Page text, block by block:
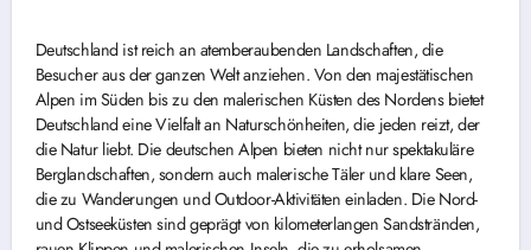
Deutschland ist reich an atemberaubenden Landschaften, die
Besucher aus der ganzen Welt anziehen. Von den majestätischen
Alpen im Süden bis zu den malerischen Küsten des Nordens bietet
Deutschland eine Vielfalt an Naturschönheiten, die jeden reizt, der
die Natur liebt. Die deutschen Alpen bieten nicht nur spektakuläre
Berglandschaften, sondern auch malerische Täler und klare Seen,
die zu Wanderungen und Outdoor-Aktivitäten einladen. Die Nord-
und Ostseeküsten sind geprägt von kilometerlangen Sandstränden,